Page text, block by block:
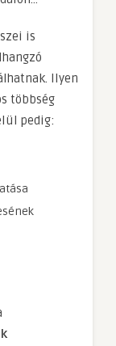
is
Ilyen
többség
pedig: